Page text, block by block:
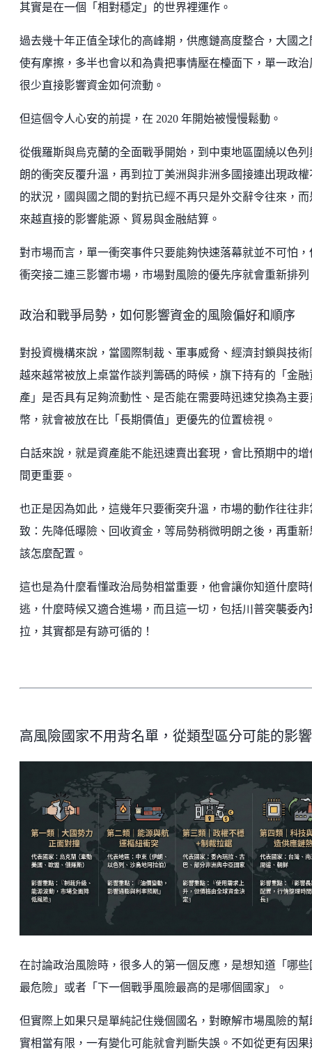
其實是在一個「相對穩定」的世界裡運作。
過去幾十年正值全球化的高峰期，供應鏈高度整合，大國之
使有摩擦，多半也會以和為貴把事情壓在檯面下，單一政治
很少直接影響資金如何流動。
但這個令人心安的前提，在 2020 年開始被慢慢鬆動。
從俄羅斯與烏克蘭的全面戰爭開始，到中東地區圍繞以色列
朗的衝突反覆升溫，再到拉丁美洲與非洲多國接連出現政權
的狀況，國與國之間的對抗已經不再只是外交辭令往來，而
來越直接的影響能源、貿易與金融結算。
對市場而言，單一衝突事件只要能夠快速落幕就並不可怕，
衝突接二連三影響市場，市場對風險的優先序就會重新排列
政治和戰爭局勢，如何影響資金的風險偏好和順序
對投資機構來說，當國際制裁、軍事威脅、經濟封鎖與技術
越來越常被放上桌當作談判籌碼的時候，旗下持有的「金融
產」是否具有足夠流動性、是否能在需要時迅速兌換為主要
幣，就會被放在比「長期價值」更優先的位置檢視。
白話來說，就是資產能不能迅速賣出套現，會比預期中的增
間更重要。
也正是因為如此，這幾年只要衝突升溫，市場的動作往往非
致：先降低曝險、回收資金，等局勢稍微明朗之後，再重新
該怎麼配置。
這也是為什麼看懂政治局勢相當重要，他會讓你知道什麼時
逃，什麼時候又適合進場，而且這一切，包括川普突襲委內
拉，其實都是有跡可循的！
高風險國家不用背名單，從類型區分可能的影響
在討論政治風險時，很多人的第一個反應，是想知道「哪些
最危險」或者「下一個戰爭風險最高的是哪個國家」。
但實際上如果只是單純記住幾個國名，對瞭解市場風險的幫
實相當有限，一有變化可能就會判斷失誤。不如從更有因果